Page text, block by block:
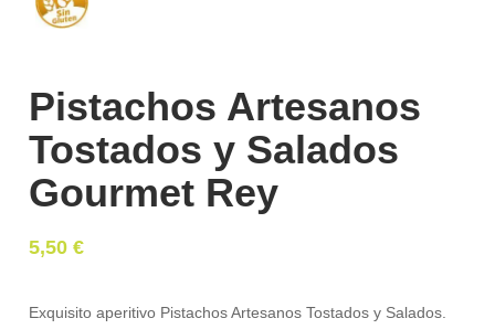
Pistachos Artesanos
Tostados y Salados
Gourmet Rey
5,50€
Exquisito aperitivo Pistachos Artesanos Tostados y Salados.